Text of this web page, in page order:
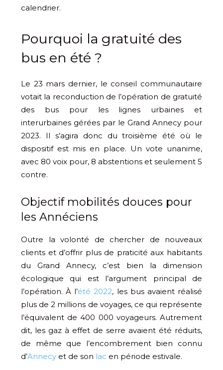
calendrier.
Pourquoi la gratuité des
bus en été ?
Le 23 mars dernier, le conseil communautaire
votait la reconduction de l’opération de gratuité
des bus pour les lignes urbaines et
interurbaines gérées par le Grand Annecy pour
2023. Il s’agira donc du troisième été où le
dispositif est mis en place. Un vote unanime,
avec 80 voix pour, 8 abstentions et seulement 5
contre.
Objectif mobilités douces pour
les Annéciens
Outre la volonté de chercher de nouveaux
clients et d’offrir plus de praticité aux habitants
du Grand Annecy, c’est bien la dimension
écologique qui est l’argument principal de
l’opération. À l’été 2022, les bus avaient réalisé
plus de 2 millions de voyages, ce qui représente
l’équivalent de 400 000 voyageurs. Autrement
dit, les gaz à effet de serre avaient été réduits,
de même que l’encombrement bien connu
d’Annecy et de son lac en période estivale.